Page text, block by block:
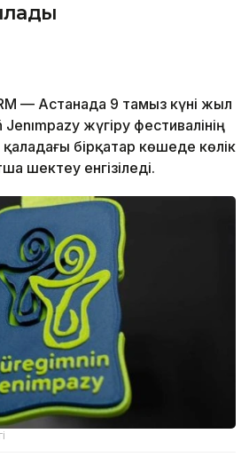
— Астанада 9 тамыз күні жыл
жүгіру фестивалінің
бірқатар көшеде көлік
шектеу енгізіледі.